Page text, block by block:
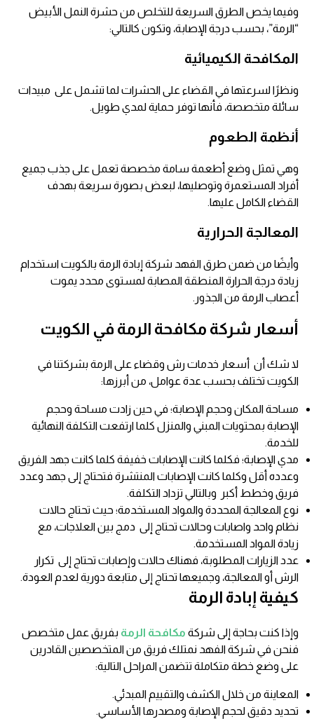
وفيما يخص الطرق السريعة للتخلص من حشرة النمل الأبيض
“الرمة”، بحسب درجة الإصابة، وتكون كالتالي:
المكافحة الكيميائية
ونظرًا لسرعتها في القضاء على الحشرات لما تشمل على مبيدات
سائلة متخصصة، فأنها توفر حماية لمدي طويل.
أنظمة الطعوم
وهي تمثل وضع أطعمة سامة مخصصة تعمل على جذب جميع
أفراد المستعمرة وتوصليها، لبعض بصورة سريعة بهدف
القضاء الكامل عليها.
المعالجة الحرارية
وأيضًا من ضمن طرق الفهد شركة إبادة الرمة بالكويت استخدام
زيادة درجة الحرارة المنطقة المصابة لمستوى محدد يموت
أعصاب الرمة من الجذور.
أسعار شركة مكافحة الرمة في الكويت
لا شك أن أسعار خدمات رش وقضاء على الرمة بشركتنا في
الكويت تختلف بحسب عدة عوامل، من أبرزها:
مساحة المكان وحجم الإصابة؛ في حين زادت مساحة وحجم
الإصابة بمحتويات المبني والمنزل كلما ارتفعت التكلفة النهائية
للخدمة.
مدي الإصابة؛ فكلما كانت الإصابات خفيفة كلما كانت جهد الفريق
وعدده أقل وكلما كانت الإصابات المنتشرة فتحتاج إلى جهد وعدد
فريق وخطط أكبر وبالتالي تزداد التكلفة.
نوع المعالجة المحددة والمواد المستخدمة؛ حيث تحتاج حالات
نظام واحد واصابات وحالات تحتاج إلى دمج بين العلاجات، مع
زيادة المواد المستخدمة.
عدد الزيارات المطلوبة، فهناك حالات وإصابات تحتاج إلى تكرار
الرش أو المعالجة، وجميعها تحتاج إلى متابعة دورية لعدم العودة.
كيفية إبادة الرمة
وإذا كنت بحاجة إلى شركة مكافحة الرمة بفريق عمل متخصص
فنحن في شركة الفهد نمتلك فريق من المتخصصين القادرين
على وضع خطة متكاملة تتضمن المراحل التالية:
المعاينة من خلال الكشف والتقييم المبدئي.
تحديد دقيق لحجم الإصابة ومصدرها الأساسي.